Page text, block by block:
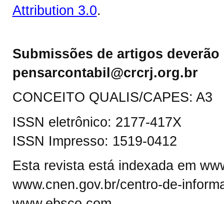
Attribution 3.0.
Submissões de artigos
pensarcontabil@crcrj.org.br
CONCEITO QUALIS/CAPES: A3
ISSN eletrônico: 2177-417X
ISSN Impresso: 1519-0412
Esta revista está indexada em
www.cnen.gov.br/centro-de-